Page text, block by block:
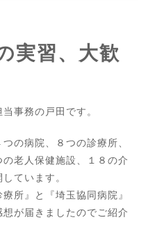
実習、大歓
事務の戸田です。
の病院、８つの診療所、
老人保健施設、１８の介
ています。
所』と『埼玉協同病院』
が届きましたのでご紹介